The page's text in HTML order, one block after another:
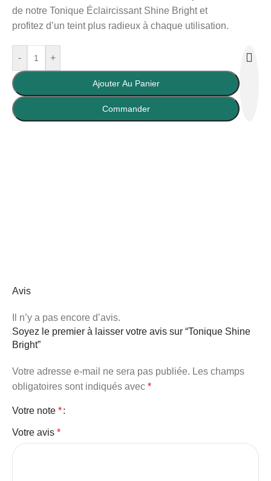
de notre Tonique Éclaircissant Shine Bright et
profitez d’un teint plus radieux à chaque utilisation.
- +
Ajouter Au Panier
Buy Now
Avis
Il n’y a pas encore d’avis.
Soyez le premier à laisser votre avis sur “Tonique Shine
Bright”
Votre adresse e-mail ne sera pas publiée. Les champs
obligatoires sont indiqués avec *
Votre note *
Votre avis *